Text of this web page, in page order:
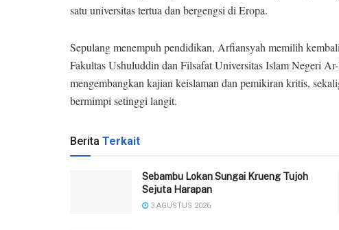
satu universitas tertua dan bergengsi di Eropa.
Sepulang menempuh pendidikan, Arfiansyah memilih
Fakultas Ushuluddin dan Filsafat Universitas Islam Negeri
mengembangkan kajian keislaman dan pemikiran kritis,
bermimpi setinggi langit.
Berita Terkait
Sebambu Lokan Sungai Krueng Tujoh
Sejuta Harapan
3 AGUSTUS 2026